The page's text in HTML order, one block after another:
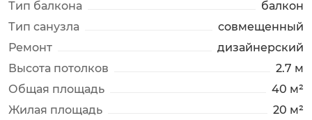
Тип балкона
балкон
Тип санузла
совмещенный
Ремонт
дизайнерский
Высота потолков
2.7 м
Общая площадь
40 м²
Жилая площадь
20 м²